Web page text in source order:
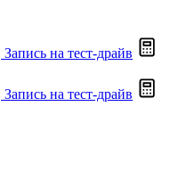
Запись на тест-драйв
Запись на тест-драйв